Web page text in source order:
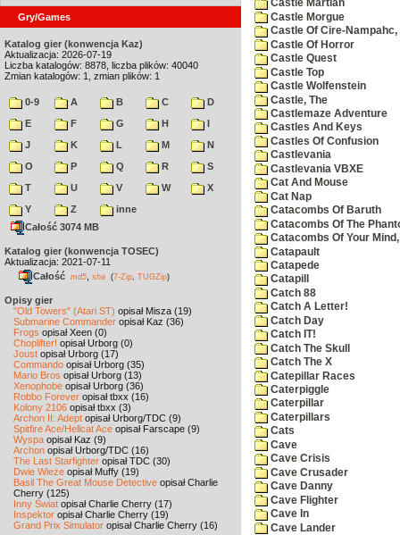
Gry/Games
Katalog gier (konwencja Kaz)
Aktualizacja: 2026-07-19
Liczba katalogów: 8878, liczba plików: 40040
Zmian katalogów: 1, zmian plików: 1
0-9 A B C
D
E
F G H
I
J
K L M
N
O
P Q R
S
T
U V W
X
Y
Z
inne
Całość 3074 MB
Katalog gier (konwencja TOSEC)
Aktualizacja: 2021-07-11
Całość md5 sha (7-Zip TUGZip)
Opisy gier
"Old Towers" (Atari ST) opisał Misza (19)
Submarine Commander opisał Kaz (36)
Frogs opisał Xeen (0)
Choplifter! opisał Urborg (0)
Joust opisał Urborg (17)
Commando opisał Urborg (35)
Mario Bros opisał Urborg (13)
Xenophobe opisał Urborg (36)
Robbo Forever opisał tbxx (16)
Kolony 2106 opisał tbxx (3)
Archon II: Adept opisał Urborg/TDC (9)
Spitfire Ace/Hellcat Ace opisał Farscape (9)
Wyspa opisał Kaz (9)
Archon opisał Urborg/TDC (16)
The Last Starfighter opisał TDC (30)
Dwie Wieże opisał Muffy (19)
Basil The Great Mouse Detective opisał Charlie
Cherry (125)
Inny Świat opisał Charlie Cherry (17)
Inspektor opisał Charlie Cherry (19)
Grand Prix Simulator opisał Charlie Cherry (16)
Castle Martian
Castle Morgue
Castle Of Cire-Nampahc,
Castle Of Horror
Castle Quest
Castle Top
Castle Wolfenstein
Castle, The
Castlemaze Adventure
Castles And Keys
Castles Of Confusion
Castlevania
Castlevania VBXE
Cat And Mouse
Cat Nap
Catacombs Of Baruth
Catacombs Of The
Catacombs Of Your
Catapault
Catapede
Catapill
Catch 88
Catch A Letter!
Catch Day
Catch IT!
Catch The Skull
Catch The X
Catepillar Races
Caterpiggle
Caterpillar
Caterpillars
Cats
Cave
Cave Crisis
Cave Crusader
Cave Danny
Cave Flighter
Cave In
Cave Lander